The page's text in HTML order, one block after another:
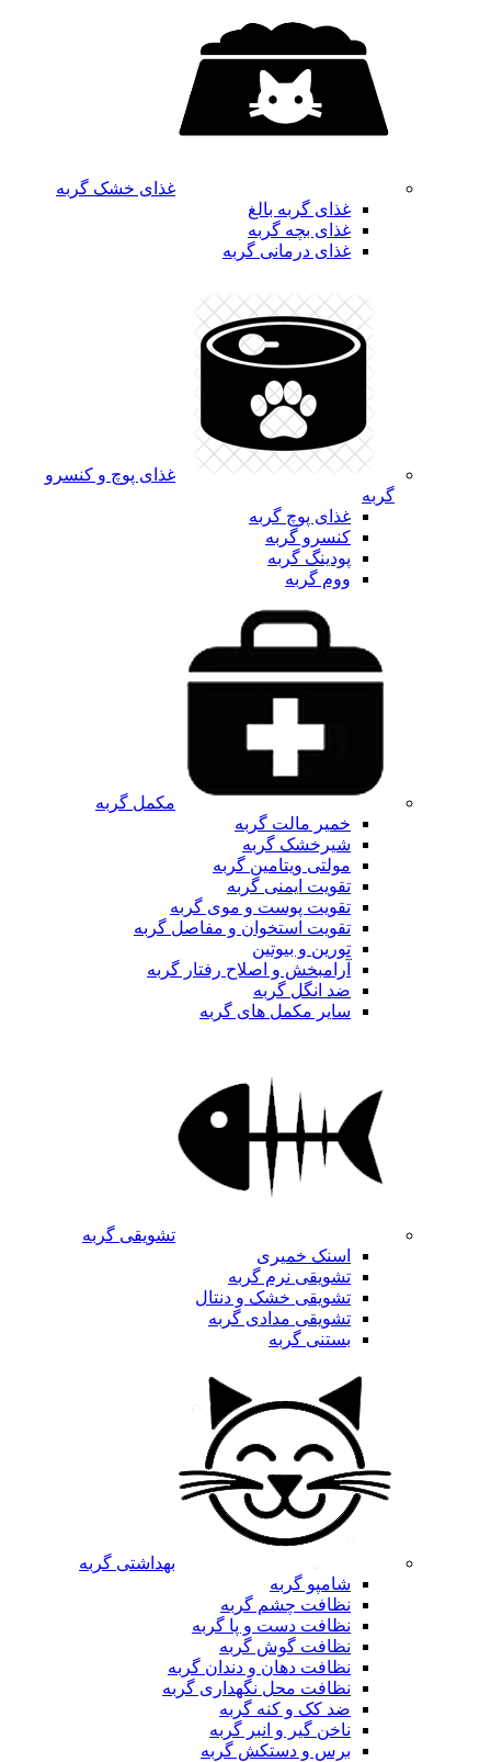
غذای خشک گربه
غذای گربه بالغ
غذای بچه گربه
غذای درمانی گربه
غذای پوچ و کنسرو
گربه
غذای پوچ گربه
کنسرو گربه
پودینگ گربه
ووم گربه
مکمل گربه
خمیر مالت گربه
شیرخشک گربه
مولتی ویتامین گربه
تقویت ایمنی گربه
تقویت پوست و موی گربه
تقویت استخوان و مفاصل گربه
تورین و بیوتین
آرامبخش و اصلاح رفتار گربه
ضد انگل گربه
سایر مکمل های گربه
تشویقی گربه
اسنک خمیری
تشویقی نرم گربه
تشویقی خشک و دنتال
تشویقی مدادی گربه
بستنی گربه
بهداشتی گربه
شامپو گربه
نظافت چشم گربه
نظافت دست و پا گربه
نظافت گوش گربه
نظافت دهان و دندان گربه
نظافت محل نگهداری گربه
ضد کک و کنه گربه
ناخن گیر و انبر گربه
برس و دستکش گربه